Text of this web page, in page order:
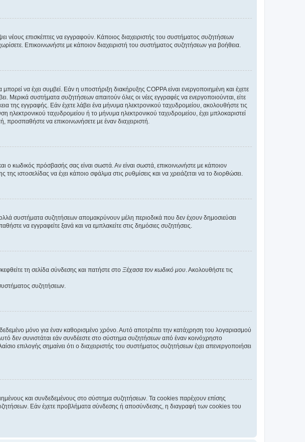
νέους επισκέπτες να εγγραφούν. Κάποιος διαχειριστής του συστήματος συζητήσεων
Επικοινωνήστε με κάποιον διαχειριστή του συστήματος συζητήσεων για βοήθεια.
να έχει συμβεί. Εάν η υποστήριξη διακήρυξης COPPA είναι ενεργοποιημένη και έχετε
Μερικά συστήματα συζητήσεων απαιτούν όλες οι νέες εγγραφές να ενεργοποιούνται, είτε
της εγγραφής. Εάν έχετε λάβει ένα μήνυμα ηλεκτρονικού ταχυδρομείου, ακολουθήστε τις
ηλεκτρονικού ταχυδρομείου ή το μήνυμα ηλεκτρονικού ταχυδρομείου, έχει μπλοκαριστεί
να επικοινωνήσετε με έναν διαχειριστή.
κωδικός πρόσβασής σας είναι σωστά. Αν είναι σωστά, επικοινωνήστε με κάποιον
ιστοσελίδας να έχει κάποιο σφάλμα στις ρυθμίσεις και να χρειάζεται να το διορθώσει.
συστήματα συζητήσεων απομακρύνουν μέλη περιοδικά που δεν έχουν δημοσιεύσει
να εγγραφείτε ξανά και να εμπλακείτε στις δημόσιες συζητήσεις.
τη σελίδα σύνδεσης και πατήστε στο Ξέχασα τον κωδικό μου. Ακολουθήστε τις
συζητήσεων.
μόνο για έναν καθορισμένο χρόνο. Αυτό αποτρέπει την κατάχρηση του λογαριασμού
δεν συνιστάται εάν συνδέεστε στο σύστημα συζητήσεων από έναν κοινόχρηστο
επιλογής σημαίνει ότι ο διαχειριστής του συστήματος συζητήσεων έχει απενεργοποιήσει
και συνδεδεμένους στο σύστημα συζητήσεων. Τα cookies παρέχουν επίσης
Εάν έχετε προβλήματα σύνδεσης ή αποσύνδεσης, η διαγραφή των cookies του